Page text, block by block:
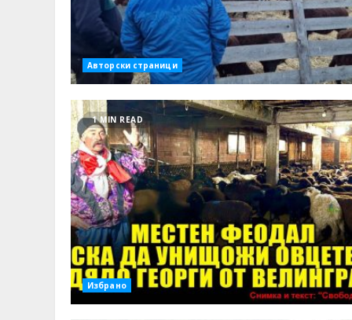
Авторски страници
1 MIN READ
Избрано